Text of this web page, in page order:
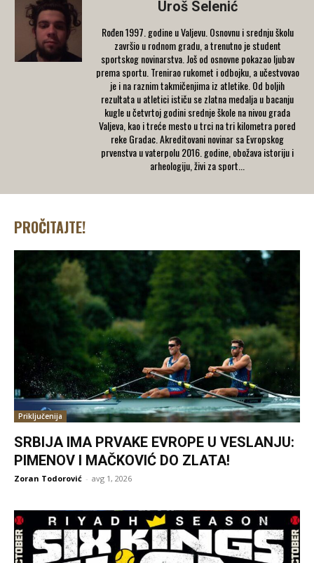
Uroš Selenić
Rođen 1997. godine u Valjevu. Osnovnu i srednju školu
završio u rodnom gradu, a trenutno je student
sportskog novinarstva. Još od osnovne pokazao ljubav
prema sportu. Trenirao rukomet i odbojku, a učestvovao
je i na raznim takmičenjima iz atletike. Od boljih
rezultata u atletici ističu se zlatna medalja u bacanju
kugle u četvrtoj godini srednje škole na nivou grada
Valjeva, kao i treće mesto u trci na tri kilometra pored
reke Gradac. Akreditovani novinar sa Evropskog
prvenstva u vaterpolu 2016. godine, obožava istoriju i
arheologiju, živi za sport...
PROČITAJTE!
Priključenija
SRBIJA IMA PRVAKE EVROPE U VESLANJU:
PIMENOV I MAČKOVIĆ DO ZLATA!
Zoran Todorović - avg 1, 2026